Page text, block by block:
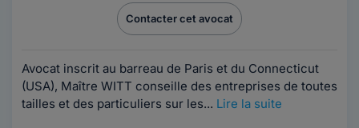
Contacter cet avocat
Avocat inscrit au barreau de Paris et du Connecticut
(USA), Maître WITT conseille des entreprises de toutes
tailles et des particuliers sur les... Lire la suite